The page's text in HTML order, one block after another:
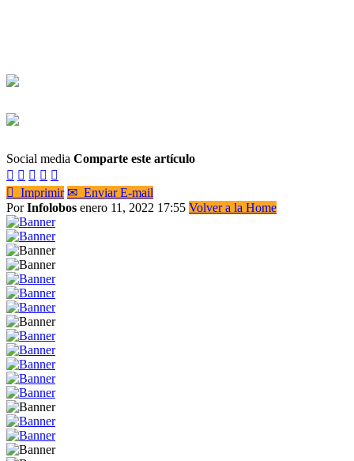
Social media Comparte este artículo
    
 Imprimir ✉ Enviar E-mail
PorInfolobos enero 11, 2022 17:55 Volver a la Home